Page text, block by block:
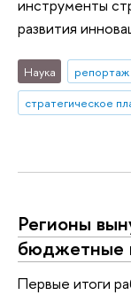
инструменты
развития
Наука
стратегическое
Регионы
бюджетные
Первые итоги